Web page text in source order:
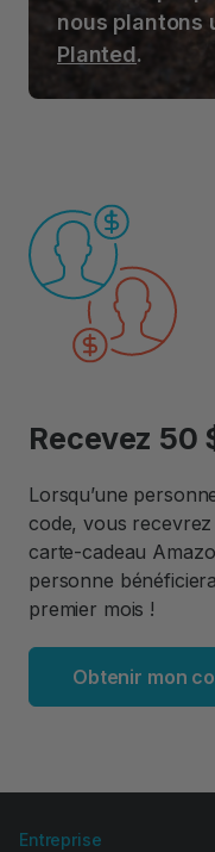
nous plantons
Planted.
Recevez 50
Lorsqu’une
code, vous
carte-cadeau
personne
premier mois !
Obtenir mon
Entreprise